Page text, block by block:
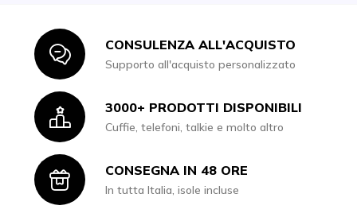
IconCONSULENZA ALL'ACQUISTO
Supporto all'acquisto personalizzato
Icon3000+ PRODOTTI DISPONIBILI
Cuffie, telefoni, talkie e molto altro
IconCONSEGNA IN 48 ORE
In tutta Italia, isole incluse